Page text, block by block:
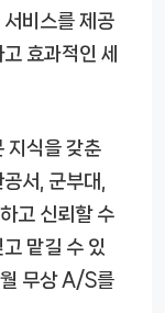
비스를 제공
효과적인 세
지식을 갖춘
서, 군부대,
고 신뢰할 수
맡길 수 있
무상 A/S를